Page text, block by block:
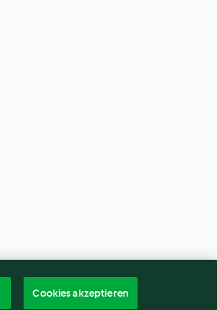
Cookies akzeptieren